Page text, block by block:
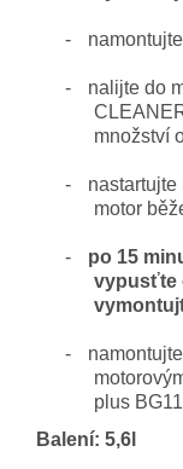
-
-
nalijte do
množství
-
nastartujte
motor
-
po 15
vypusťte
-
plus
Balení: 5,6l